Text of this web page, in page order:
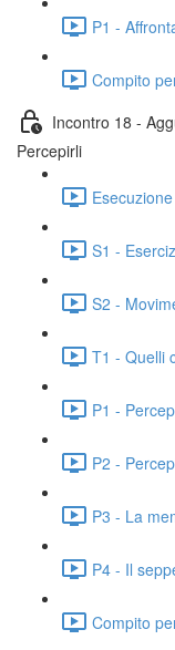
P1 -
Compito
Incontro 18 -
Percepirli
S1 -
S2 -
T1 - Quelli
P1 -
P2 -
P3 - La
P4 - Il
Compito